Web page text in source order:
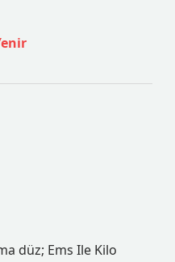
düz; Ems Ile Kilo